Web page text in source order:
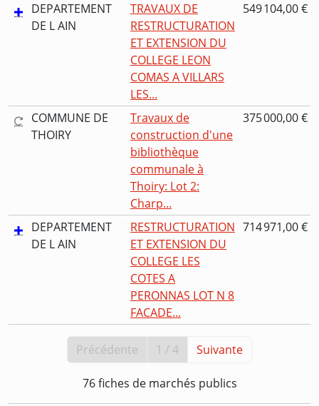
DEPARTEMENT
DE L AIN
TRAVAUX DE
RESTRUCTURATION
ET EXTENSION DU
COLLEGE LEON
COMAS A VILLARS
LES...
549 104,00 €
COMMUNE DE
THOIRY
Travaux de
construction d'une
bibliothèque
communale à
Thoiry: Lot 2:
Charp...
375 000,00 €
DEPARTEMENT
DE L AIN
RESTRUCTURATION
ET EXTENSION DU
COLLEGE LES
COTES A
PERONNAS LOT N 8
FACADE...
714 971,00 €
Précédente 1 / 4 Suivante
76 fiches de marchés publics